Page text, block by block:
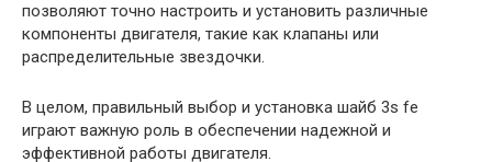
позволяют точно настроить и установить различные
компоненты двигателя, такие как клапаны или
распределительные звездочки.
В целом, правильный выбор и установка шайб 3s fe
играют важную роль в обеспечении надежной и
эффективной работы двигателя.